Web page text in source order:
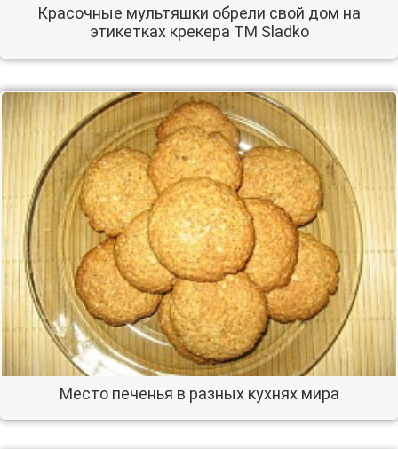
Красочные мультяшки обрели свой дом на
этикетках крекера ТМ Sladko
Место печенья в разных кухнях мира